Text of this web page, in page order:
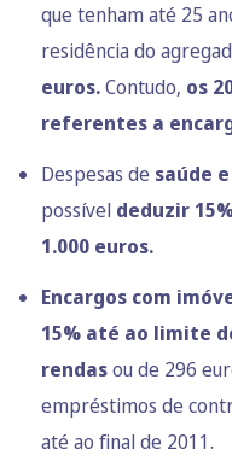
que tenham até 25
residência do
euros.Contudo, os
referentes a
Despesas de saúde
possível deduzir
1.000 euros.
Encargos com
15% até ao limite
rendasou de 296
empréstimos de
até ao final de 2011.